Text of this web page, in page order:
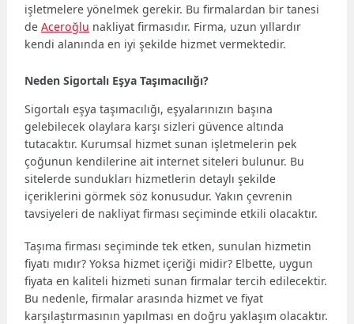
işletmelere yönelmek gerekir. Bu firmalardan bir tanesi
deAceroğlu nakliyat firmasıdır. Firma, uzun yıllardır
kendi alanında en iyi şekilde hizmet vermektedir.
Neden Sigortalı Eşya Taşımacılığı?
Sigortalı eşya taşımacılığı, eşyalarınızın başına
gelebilecek olaylara karşı sizleri güvence altında
tutacaktır. Kurumsal hizmet sunan işletmelerin pek
çoğunun kendilerine ait internet siteleri bulunur. Bu
sitelerde sundukları hizmetlerin detaylı şekilde
içeriklerini görmek söz konusudur. Yakın çevrenin
tavsiyeleri de nakliyat firması seçiminde etkili olacaktır.
Taşıma firması seçiminde tek etken, sunulan hizmetin
fiyatı mıdır? Yoksa hizmet içeriği midir? Elbette, uygun
fiyata en kaliteli hizmeti sunan firmalar tercih edilecektir.
Bu nedenle, firmalar arasında hizmet ve fiyat
karşılaştırmasının yapılması en doğru yaklaşım olacaktır.